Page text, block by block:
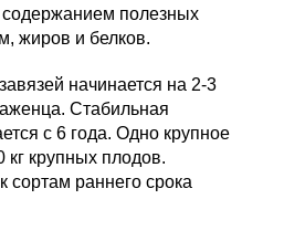
полезных
жиров и белков.
начинается на 2-3
Стабильная
с 6 года. Одно крупное
кг крупных плодов.
сортам раннего срока